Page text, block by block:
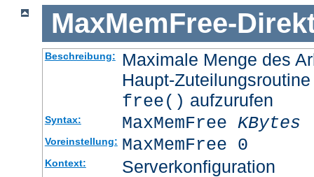
MaxMemFree-
Beschreibung:
Maximale Menge des
Haupt-
free() aufzurufen
Syntax: MaxMemFree KBytes
Voreinstellung: MaxMemFree 0
Kontext: Serverkonfiguration